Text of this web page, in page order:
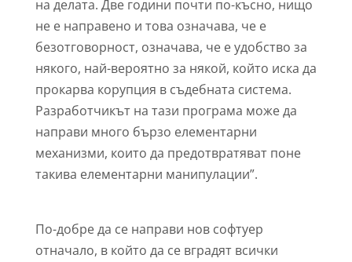
на делата. Две години почти по-късно, нищо
не е направено и това означава, че е
безотговорност, означава, че е удобство за
някого, най-вероятно за някой, който иска да
прокарва корупция в съдебната система.
Разработчикът на тази програма може да
направи много бързо елементарни
механизми, които да предотвратяват поне
такива елементарни манипулации”.
По-добре да се направи нов софтуер
отначало, в който да се вградят всички